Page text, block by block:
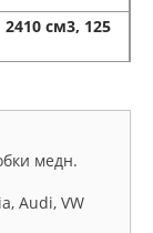
см3, 125
медн.
Audi, VW